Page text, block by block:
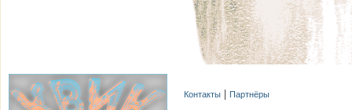
Контакты Партнёры